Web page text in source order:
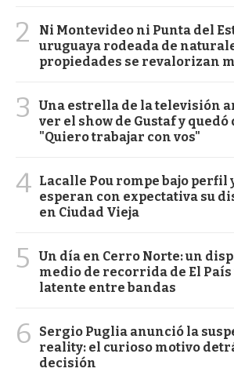
2
Ni Montevideo ni Punta del
uruguaya rodeada de
propiedades se revalorizan
3
Una estrella de la televisión
ver el show de Gustaf y
"Quiero trabajar con vos"
4 Lacalle Pou rompe bajo perfil
esperan con expectativa su
en Ciudad Vieja
5
Un día en Cerro Norte: un
medio de recorrida de El
latente entre bandas
6
Sergio Puglia anunció la
reality: el curioso motivo
decisión